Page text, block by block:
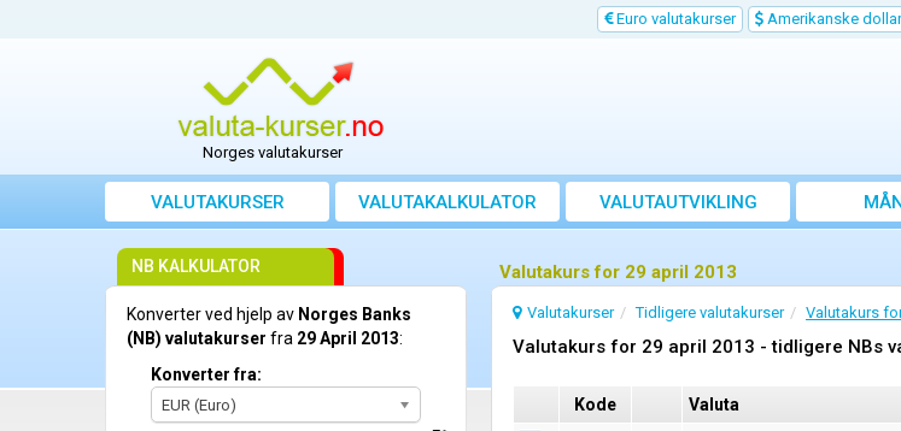
Euro valutakurser Amerikanske
Norges valutakurser
VALUTAKURSER VALUTAKALKULATOR VALUTAUTVIKLING
Valutakurs for 29 april 2013
Valutakurser Tidligere valutakurser Valutakurs
Valutakurs for 29 april 2013 - tidligere NBs
Kode Valuta
NB KALKULATOR
Konverter ved hjelp av Norges Banks
(NB) valutakurser fra 29 April 2013:
Konverter fra:
EUR (Euro)